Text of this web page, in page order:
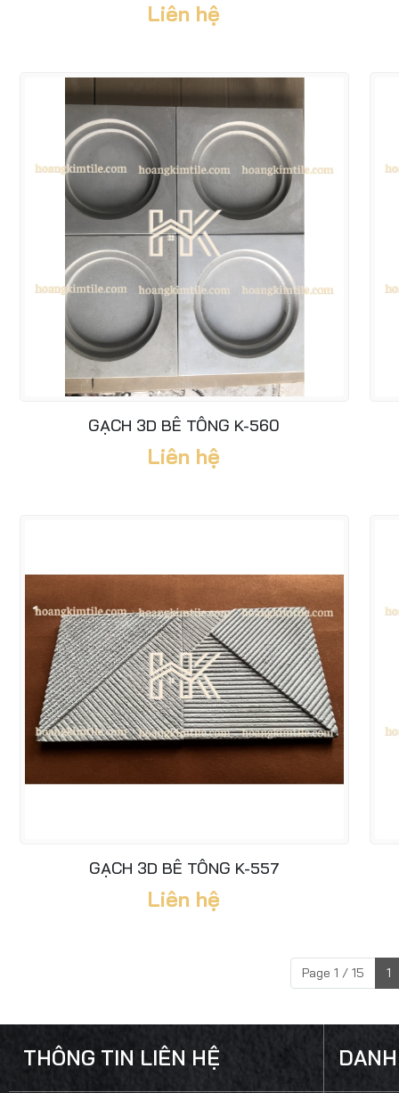
Liên hệ
GẠCH 3D BÊ TÔNG K-560
Liên hệ
GẠCH 3D BÊ TÔNG K-557
Liên hệ
Page 1 / 15 1
THÔNG TIN LIÊN HỆ